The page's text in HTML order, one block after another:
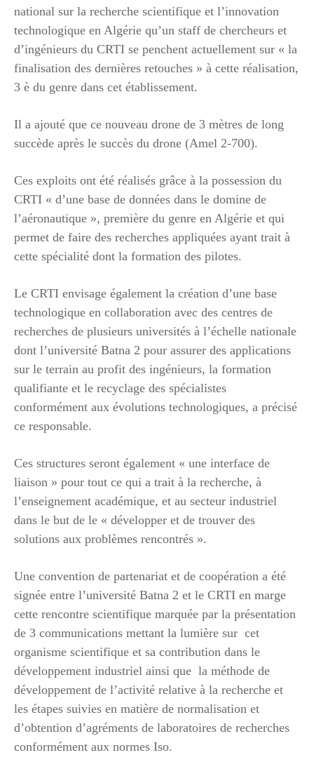
national sur la recherche scientifique et l’innovation
technologique en Algérie qu’un staff de chercheurs et
d’ingénieurs du CRTI se penchent actuellement sur « la
finalisation des dernières retouches » à cette réalisation,
3 è du genre dans cet établissement.
Il a ajouté que ce nouveau drone de 3 mètres de long
succède après le succès du drone (Amel 2-700).
Ces exploits ont été réalisés grâce à la possession du
CRTI « d’une base de données dans le domine de
l’aéronautique », première du genre en Algérie et qui
permet de faire des recherches appliquées ayant trait à
cette spécialité dont la formation des pilotes.
Le CRTI envisage également la création d’une base
technologique en collaboration avec des centres de
recherches de plusieurs universités à l’échelle nationale
dont l’université Batna 2 pour assurer des applications
sur le terrain au profit des ingénieurs, la formation
qualifiante et le recyclage des spécialistes
conformément aux évolutions technologiques, a précisé
ce responsable.
Ces structures seront également « une interface de
liaison » pour tout ce qui a trait à la recherche, à
l’enseignement académique, et au secteur industriel
dans le but de le « développer et de trouver des
solutions aux problèmes rencontrés ».
Une convention de partenariat et de coopération a été
signée entre l’université Batna 2 et le CRTI en marge
cette rencontre scientifique marquée par la présentation
de 3 communications mettant la lumière sur cet
organisme scientifique et sa contribution dans le
développement industriel ainsi que la méthode de
développement de l’activité relative à la recherche et
les étapes suivies en matière de normalisation et
d’obtention d’agréments de laboratoires de recherches
conformément aux normes Iso.